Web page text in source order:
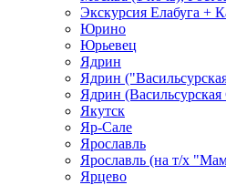
Экскурсия Елабуга +
Юрино
Юрьевец
Ядрин
Ядрин
Ядрин
Якутск
Яр-Сале
Ярославль
Ярославль (на т/х
Ярцево